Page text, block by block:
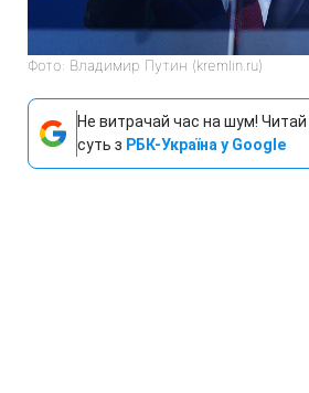
Фото: Владимир Путин (kremlin.ru)
Не витрачай час на шум! Читай
суть з РБК-Україна у Google